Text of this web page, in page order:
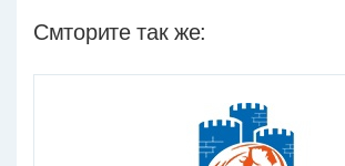
Смторите так же: